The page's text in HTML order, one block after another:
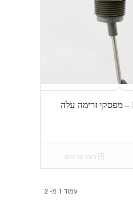
HARWIL – Q8 – מפסקי זרימה עלה
הצג פרטים
עמוד 1 מ- 2